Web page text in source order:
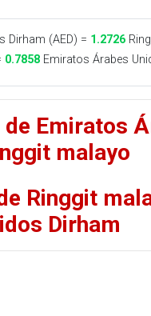
Dirham (AED) = 1.2726
0.7858 Emiratos Árabes
Emiratos
malayo
Ringgit
Dirham